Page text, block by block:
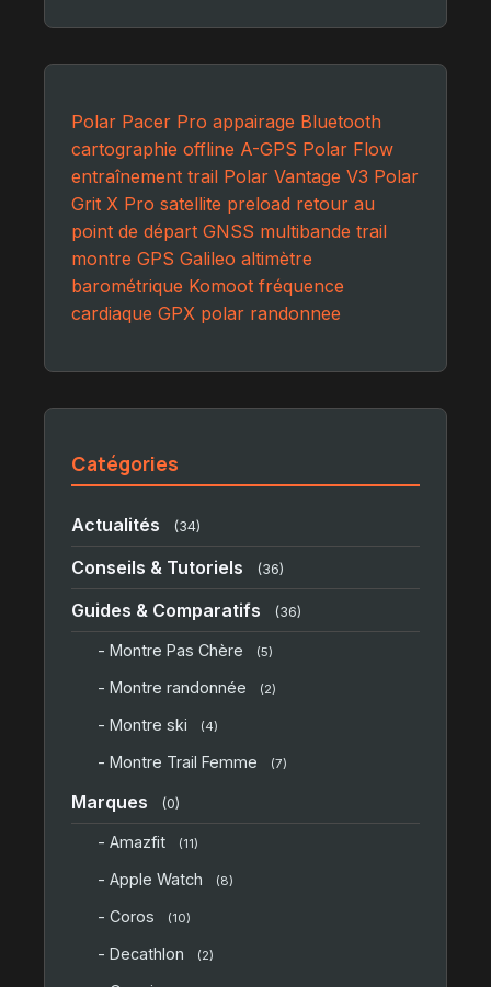
Polar Pacer Pro appairage Bluetooth
cartographie offline A-GPS Polar Flow
entraînement trail Polar Vantage V3 Polar
Grit X Pro satellite preload retour au
point de départ GNSS multibande trail
montre GPS Galileo altimètre
barométrique Komoot fréquence
cardiaque GPX polar randonnee
Catégories
Actualités (34)
Conseils & Tutoriels (36)
Guides & Comparatifs (36)
- Montre Pas Chère (5)
- Montre randonnée (2)
- Montre ski (4)
- Montre Trail Femme (7)
Marques (0)
- Amazfit (11)
- Apple Watch (8)
- Coros (10)
- Decathlon (2)